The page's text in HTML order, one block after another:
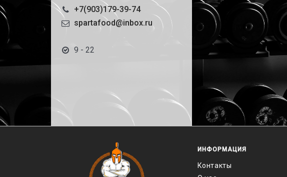
+7(903)179-39-74
spartafood@inbox.ru
9 - 22
ИНФОРМАЦИЯ
Контакты